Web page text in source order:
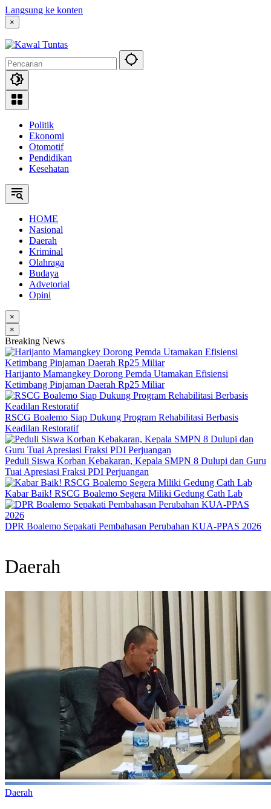
Langsung ke konten
×
Politik
Ekonomi
Otomotif
Pendidikan
Kesehatan
HOME
Nasional
Daerah
Kriminal
Olahraga
Budaya
Advetorial
Opini
×
×
Breaking News
Harijanto Mamangkey Dorong Pemda Utamakan Efisiensi
Ketimbang Pinjaman Daerah Rp25 Miliar
RSCG Boalemo Siap Dukung Program Rehabilitasi Berbasis
Keadilan Restoratif
Peduli Siswa Korban Kebakaran, Kepala SMPN 8 Dulupi dan Guru
Tuai Apresiasi Fraksi PDI Perjuangan
Kabar Baik! RSCG Boalemo Segera Miliki Gedung Cath Lab
DPR Boalemo Sepakati Pembahasan Perubahan KUA-PPAS 2026
Daerah
Daerah